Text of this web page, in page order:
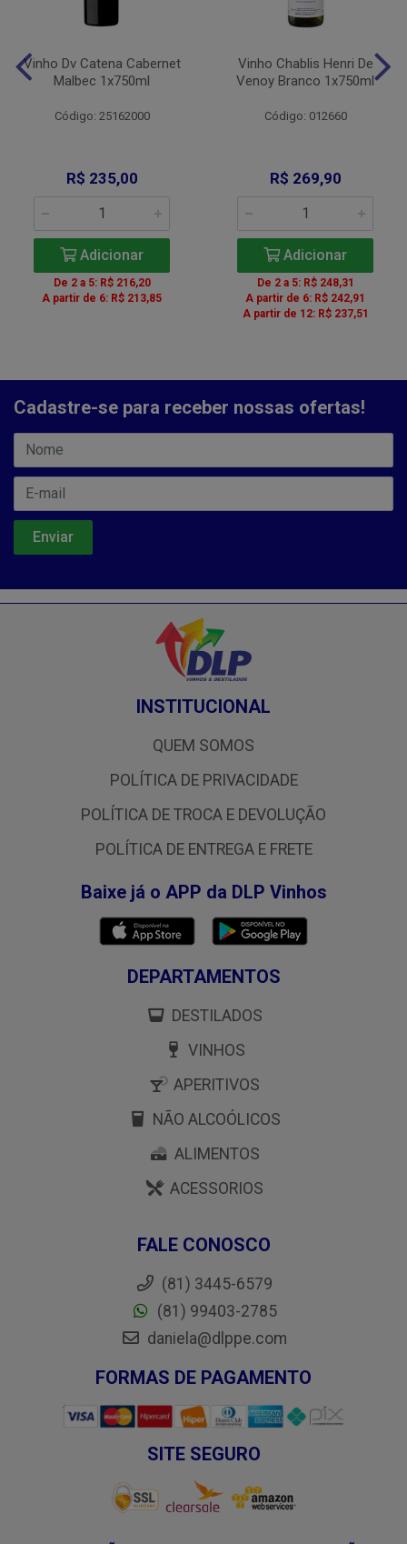
Vinho Dv Catena Cabernet
Malbec 1x750ml
Código: 25162000
R$ 235,00
Adicionar
De 2 a 5: R$ 216,20
A partir de 6: R$ 213,85
Vinho Chablis Henri De
Venoy Branco 1x750ml
Código: 012660
R$ 269,90
Adicionar
De 2 a 5: R$ 248,31
A partir de 6: R$ 242,91
A partir de 12: R$ 237,51
Cadastre-se para receber nossas ofertas!
INSTITUCIONAL
QUEM SOMOS
POLÍTICA DE PRIVACIDADE
POLÍTICA DE TROCA E DEVOLUÇÃO
POLÍTICA DE ENTREGA E FRETE
Baixe já o APP da DLP Vinhos
DEPARTAMENTOS
DESTILADOS
VINHOS
APERITIVOS
NÃO ALCOÓLICOS
ALIMENTOS
ACESSORIOS
FALE CONOSCO
(81) 3445-6579
(81) 99403-2785
daniela@dlppe.com
FORMAS DE PAGAMENTO
SITE SEGURO